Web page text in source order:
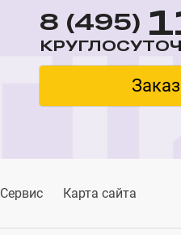
8 (495)
Сервис Карта сайта